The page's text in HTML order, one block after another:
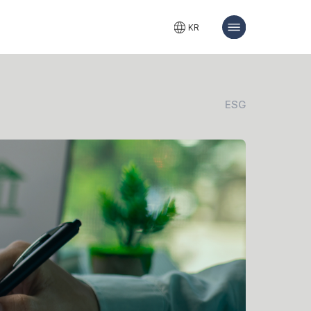
KR
전
체
뉴
ESG